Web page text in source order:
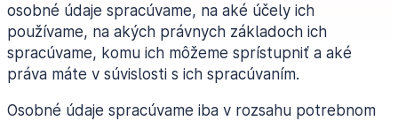
osobné údaje spracúvame, na aké účely ich
používame, na akých právnych základoch ich
spracúvame, komu ich môžeme sprístupniť a aké
práva máte v súvislosti s ich spracúvaním.
Osobné údaje spracúvame iba v rozsahu potrebnom